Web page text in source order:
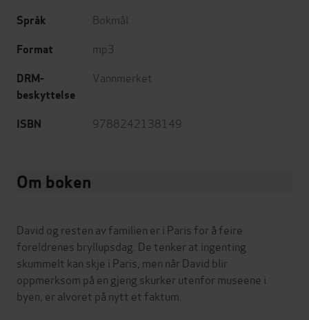
Språk Bokmål
Format mp3
DRM-
beskyttelse
Vannmerket
ISBN 9788242138149
Om boken
David og resten av familien er i Paris for å feire
foreldrenes bryllupsdag. De tenker at ingenting
skummelt kan skje i Paris, men når David blir
oppmerksom på en gjeng skurker utenfor museene i